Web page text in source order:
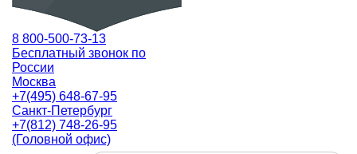
8 800-500-73-13
Бесплатный звонок по
России
Москва
+7(495) 648-67-95
Санкт-Петербург
+7(812) 748-26-95
(Головной офис)